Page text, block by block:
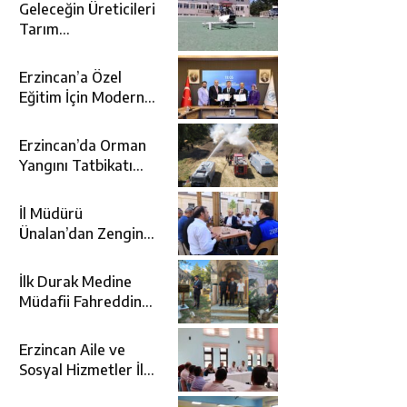
Geleceğin Üreticileri
Tarım
Tanışıyor
Erzincan’a Özel
Eğitim İçin Modern
Eğitim Meslek Okulu
Protokolü İmzalandı
Erzincan’da Orman
Yangını Tatbikatı
İl Müdürü
Ünalan’dan Zengin
Ziyareti
İlk Durak Medine
Müdafii Fahreddin
Kabri
Erzincan Aile ve
Sosyal Hizmetler İl